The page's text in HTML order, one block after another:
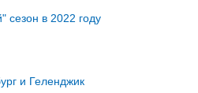
сезон в 2022 году
и Геленджик